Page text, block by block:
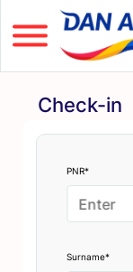
Check-in
PNR*
Surname*